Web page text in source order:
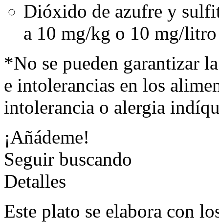
Dióxido de azufre y
a 10 mg/kg o 10 mg/
*No se pueden garantizar
e intolerancias en los
intolerancia o alergia
¡Añádeme!
Seguir buscando
Detalles
Este plato se elabora con